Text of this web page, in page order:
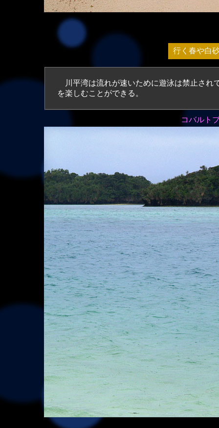
行く春や白
川平湾は流れが速いために遊泳は禁止され
を楽しむことができる。
コバルト